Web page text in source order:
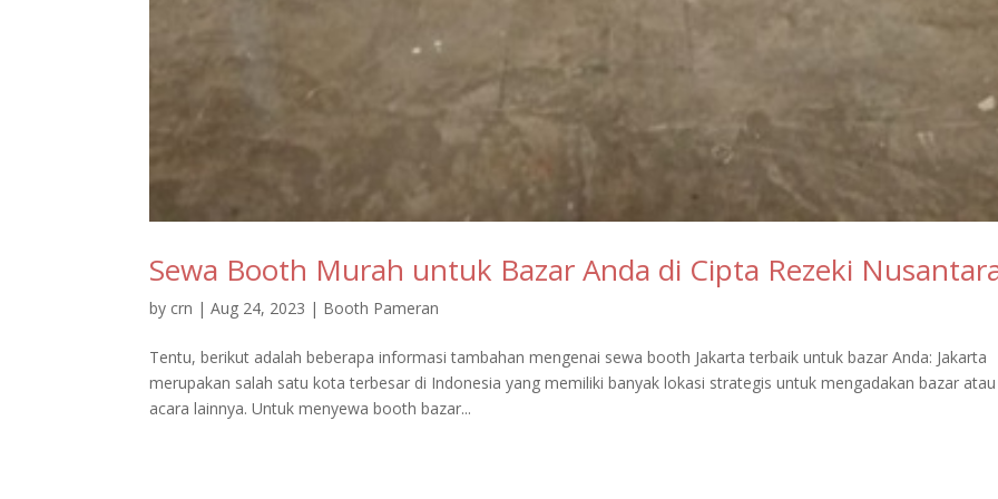
Sewa Booth Murah untuk Bazar Anda di Cipta Rezeki
by crn |Aug 24, 2023 | Booth Pameran
Tentu, berikut adalah beberapa informasi tambahan mengenai sewa booth Jakarta terbaik untuk bazar Anda: Jakarta
merupakan salah satu kota terbesar di Indonesia yang memiliki banyak lokasi strategis untuk mengadakan bazar atau
acara lainnya. Untuk menyewa booth bazar...